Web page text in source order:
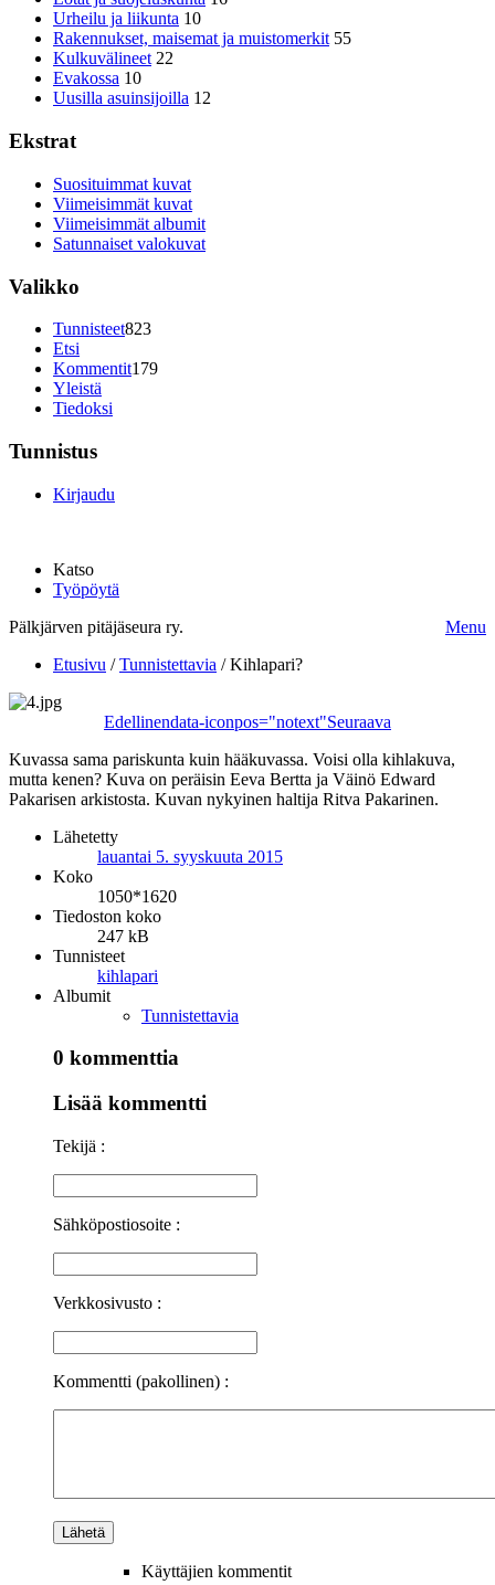
Urheilu ja liikunta 10
Rakennukset, maisemat ja muistomerkit 55
Kulkuvälineet 22
Evakossa 10
Uusilla asuinsijoilla 12
Ekstrat
Suosituimmat kuvat
Viimeisimmät kuvat
Viimeisimmät albumit
Satunnaiset valokuvat
Valikko
Tunnisteet823
Etsi
Kommentit179
Yleistä
Tiedoksi
Tunnistus
Kirjaudu
Katso
Työpöytä
Pälkjärven pitäjäseura ry.
Menu
Etusivu /Tunnistettavia /Kihlapari?
Edellinendata-iconpos="notext"Seuraava
Kuvassa sama pariskunta kuin hääkuvassa. Voisi olla kihlakuva,
mutta kenen? Kuva on peräisin Eeva Bertta ja Väinö Edward
Pakarisen arkistosta. Kuvan nykyinen haltija Ritva Pakarinen.
Lähetetty
lauantai 5. syyskuuta 2015
Koko
1050*1620
Tiedoston koko
247 kB
Tunnisteet
kihlapari
Albumit
Tunnistettavia
0 kommenttia
Lisää kommentti
Tekijä :
Sähköpostiosoite :
Verkkosivusto :
Kommentti (pakollinen) :
Käyttäjien kommentit